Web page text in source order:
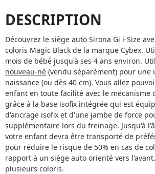
DESCRIPTION
Découvrez le siège auto Sirona Gi i-Size
coloris Magic Black de la marque Cybex.
mois de bébé jusqu'à ses 4 ans environ.
nouveau-né (vendu séparément) pour une
naissance (ou dès 40 cm). Vous allez
enfant en toute facilité avec le mécanisme
grâce à la base isofix intégrée qui est
d'ancrage isofix et d'une jambe de force
supplémentaire lors du freinage. Jusqu'à
votre enfant devra être transporté de
pour réduire le risque de 50% en cas de
rapport à un siège auto orienté vers
plusieurs coloris.